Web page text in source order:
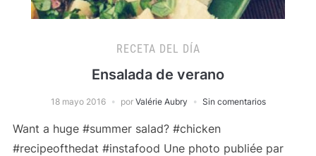
RECETA DEL DÍA
Ensalada de verano
18 mayo 2016 por Valérie Aubry Sin comentarios
Want a huge #summer salad? #chicken
#recipeofthedat #instafood Une photo publiée par